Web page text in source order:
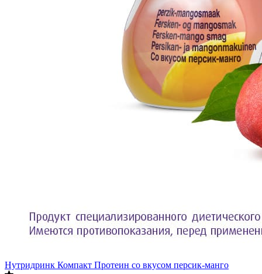
Нутридринк Компакт Протеин со вкусом персик-манго